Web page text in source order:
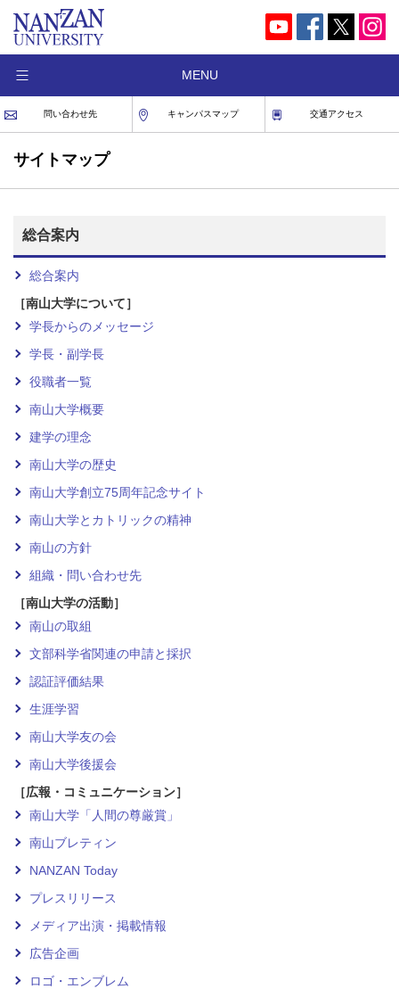
MENU
問い合わせ先 キャンパスマップ 交通アクセス
サイトマップ
総合案内
総合案内
［南山大学について］
学長からのメッセージ
学長・副学長
役職者一覧
南山大学概要
建学の理念
南山大学の歴史
南山大学創立75周年記念サイト
南山大学とカトリックの精神
南山の方針
組織・問い合わせ先
［南山大学の活動］
南山の取組
文部科学省関連の申請と採択
認証評価結果
生涯学習
南山大学友の会
南山大学後援会
［広報・コミュニケーション］
南山大学「人間の尊厳賞」
南山ブレティン
NANZAN Today
プレスリリース
メディア出演・掲載情報
広告企画
ロゴ・エンブレム